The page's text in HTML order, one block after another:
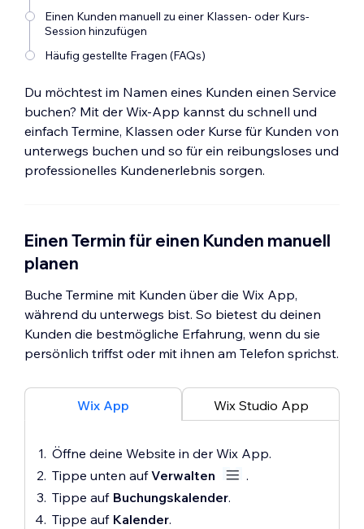
Einen Kunden manuell zu einer Klassen- oder Kurs-
Session hinzufügen
Häufig gestellte Fragen (FAQs)
Du möchtest im Namen eines Kunden einen Service
buchen? Mit der Wix-App kannst du schnell und
einfach Termine, Klassen oder Kurse für Kunden von
unterwegs buchen und so für ein reibungsloses und
professionelles Kundenerlebnis sorgen.
Einen Termin für einen Kunden manuell
planen
Buche Termine mit Kunden über die Wix App,
während du unterwegs bist. So bietest du deinen
Kunden die bestmögliche Erfahrung, wenn du sie
persönlich triffst oder mit ihnen am Telefon sprichst.
Wix App Wix Studio App
Öffne deine Website in der Wix App.
Tippe unten aufVerwalten
.
Tippe auf Buchungskalender.
Tippe auf Kalender.